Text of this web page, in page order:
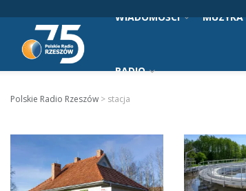
WIADOMOŚCI MUZYKA
RADIO
Polskie Radio Rzeszów > stacja